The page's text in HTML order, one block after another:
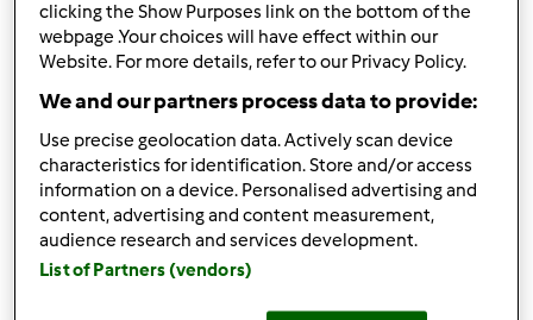
clicking the Show Purposes link on the bottom of the
webpage .Your choices will have effect within our
Website. For more details, refer to our Privacy Policy.
We and our partners process data to provide:
Use precise geolocation data. Actively scan device
characteristics for identification. Store and/or access
information on a device. Personalised advertising and
content, advertising and content measurement,
audience research and services development.
List of Partners (vendors)